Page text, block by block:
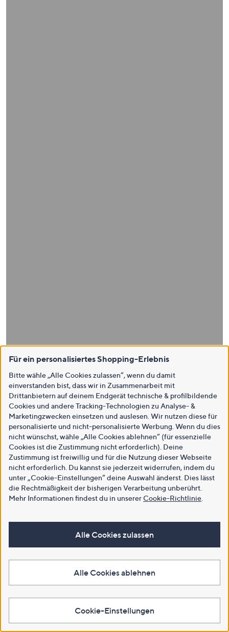
Für ein personalisiertes Shopping-Erlebnis
Bitte wähle „Alle Cookies zulassen“, wenn du damit
einverstanden bist, dass wir in Zusammenarbeit mit
Drittanbietern auf deinem Endgerät technische & profilbildende
Cookies und andere Tracking-Technologien zu Analyse- &
Marketingzwecken einsetzen und auslesen. Wir nutzen diese für
personalisierte und nicht-personalisierte Werbung. Wenn du dies
nicht wünschst, wähle „Alle Cookies ablehnen“ (für essenzielle
Cookies ist die Zustimmung nicht erforderlich). Deine
Zustimmung ist freiwillig und für die Nutzung dieser Webseite
nicht erforderlich. Du kannst sie jederzeit widerrufen, indem du
unter „Cookie-Einstellungen“ deine Auswahl änderst. Dies lässt
die Rechtmäßigkeit der bisherigen Verarbeitung unberührt.
Mehr Informationen findest du in unsererCookie-Richtlinie
Alle Cookies zulassen
Alle Cookies ablehnen
Cookie-Einstellungen